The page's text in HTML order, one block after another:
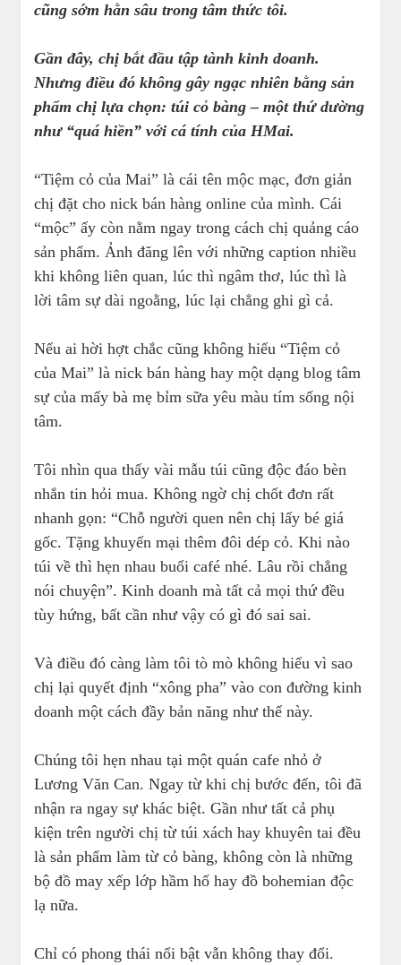
cũng sớm hằn sâu trong tâm thức tôi.
Gần đây, chị bắt đầu tập tành kinh doanh.
Nhưng điều đó không gây ngạc nhiên bằng sản
phẩm chị lựa chọn: túi cỏ bàng – một thứ dường
như “quá hiền” với cá tính của HMai.
“Tiệm cỏ của Mai” là cái tên mộc mạc, đơn giản
chị đặt cho nick bán hàng online của mình. Cái
“mộc” ấy còn nằm ngay trong cách chị quảng cáo
sản phẩm. Ảnh đăng lên với những caption nhiều
khi không liên quan, lúc thì ngâm thơ, lúc thì là
lời tâm sự dài ngoằng, lúc lại chẳng ghi gì cả.
Nếu ai hời hợt chắc cũng không hiểu “Tiệm cỏ
của Mai” là nick bán hàng hay một dạng blog tâm
sự của mấy bà mẹ bỉm sữa yêu màu tím sống nội
tâm.
Tôi nhìn qua thấy vài mẫu túi cũng độc đáo bèn
nhắn tin hỏi mua. Không ngờ chị chốt đơn rất
nhanh gọn: “Chỗ người quen nên chị lấy bé giá
gốc. Tặng khuyến mại thêm đôi dép cỏ. Khi nào
túi về thì hẹn nhau buổi café nhé. Lâu rồi chẳng
nói chuyện”. Kinh doanh mà tất cả mọi thứ đều
tùy hứng, bất cần như vậy có gì đó sai sai.
Và điều đó càng làm tôi tò mò không hiểu vì sao
chị lại quyết định “xông pha” vào con đường kinh
doanh một cách đầy bản năng như thế này.
Chúng tôi hẹn nhau tại một quán cafe nhỏ ở
Lương Văn Can. Ngay từ khi chị bước đến, tôi đã
nhận ra ngay sự khác biệt. Gần như tất cả phụ
kiện trên người chị từ túi xách hay khuyên tai đều
là sản phẩm làm từ cỏ bàng, không còn là những
bộ đồ may xếp lớp hầm hố hay đồ bohemian độc
lạ nữa.
Chỉ có phong thái nổi bật vẫn không thay đổi.